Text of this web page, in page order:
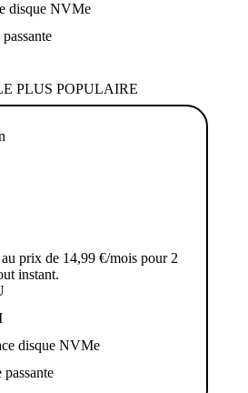
disque NVMe
PLUS POPULAIRE
prix de 14,99 €/mois pour 2
instant.
disque NVMe
passante